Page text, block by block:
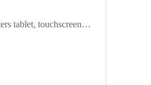
tablet, touchscreen